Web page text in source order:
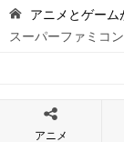
アニメとゲーム
スーパーファミコ
© 2017 アニメとゲー
アニメ